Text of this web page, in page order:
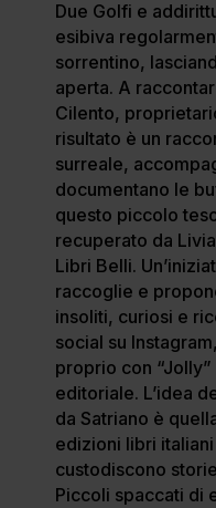
Due Golfi e
esibiva
sorrentino,
aperta. A
Cilento,
risultato è un
surreale,
documentano le
questo piccolo
recuperato da
Libri Belli.
raccoglie e
insoliti, curiosi e
social su
proprio con
editoriale. L’idea
da Satriano è
edizioni libri
custodiscono
Piccoli spaccati di